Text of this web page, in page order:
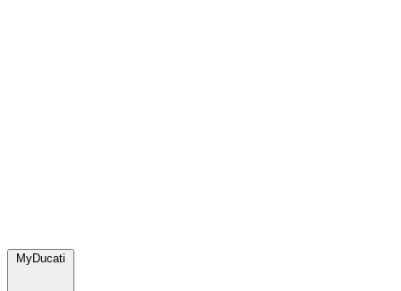
MyDucati